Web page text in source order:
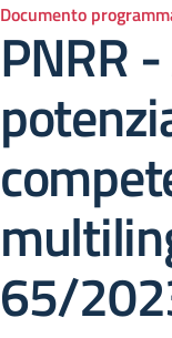
Documento
PNRR
65/